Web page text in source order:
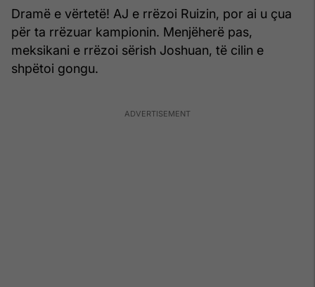
Dramë e vërtetë! AJ e rrëzoi Ruizin, por ai u çua
për ta rrëzuar kampionin. Menjëherë pas,
meksikani e rrëzoi sërish Joshuan, të cilin e
shpëtoi gongu.